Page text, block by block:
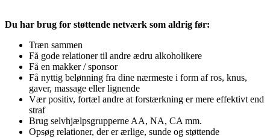
Du har brug for støttende netværk som aldrig før:
Træn sammen
Få gode relationer til andre ædru alkoholikere
Få en makker / sponsor
Få nyttig belønning fra dine nærmeste i form af ros, knus,
gaver, massage eller lignende
Vær positiv, fortæl andre at forstærkning er mere effektivt end
straf
Brug selvhjælpsgrupperne AA, NA, CA mm.
Opsøg relationer, der er ærlige, sunde og støttende